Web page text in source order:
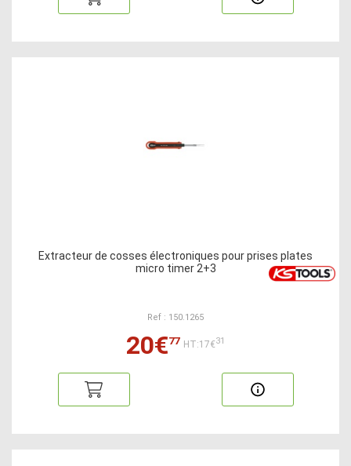
Extracteur de cosses électroniques pour prises plates
micro timer 2+3
Ref : 150.1265
20€77 HT:17€31